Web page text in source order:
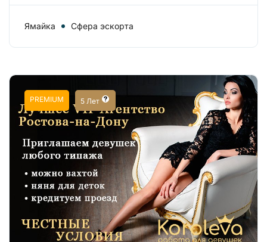
Ямайка Сфера эскорта
PREMIUM 5 Лет